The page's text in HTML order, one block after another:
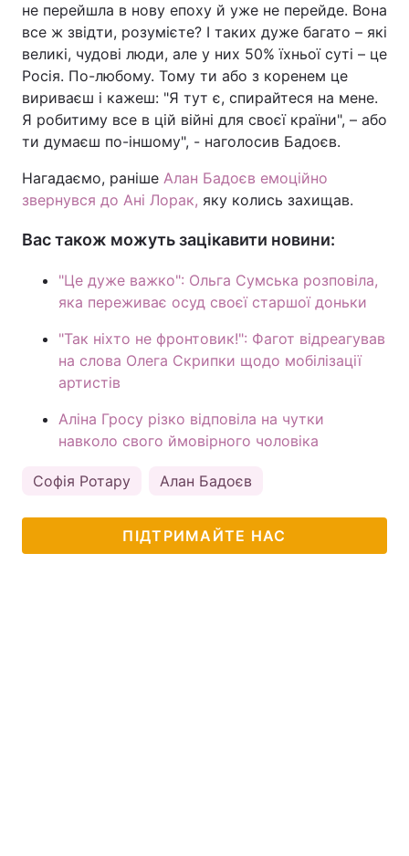
не перейшла в нову епоху й уже не перейде. Вона
все ж звідти, розумієте? І таких дуже багато – які
великі, чудові люди, але у них 50% їхньої суті – це
Росія. По-любому. Тому ти або з коренем це
вириваєш і кажеш: "Я тут є, спирайтеся на мене.
Я робитиму все в цій війні для своєї країни", – або
ти думаєш по-іншому", - наголосив Бадоєв.
Нагадаємо, раніше Алан Бадоєв емоційно
звернувся до Ані Лорак, яку колись захищав.
Вас також можуть зацікавити новини:
"Це дуже важко": Ольга Сумська розповіла,
яка переживає осуд своєї старшої доньки
"Так ніхто не фронтовик!": Фагот відреагував
на слова Олега Скрипки щодо мобілізації
артистів
Аліна Гросу різко відповіла на чутки
навколо свого ймовірного чоловіка
Софія Ротару Алан Бадоєв
ПІДТРИМАЙТЕ НАС